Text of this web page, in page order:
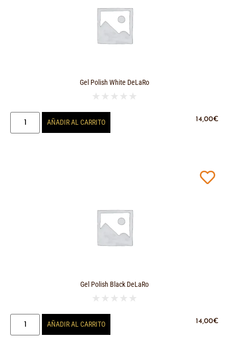
Gel Polish White DeLaRo
★ ★ ★ ★ ★
14,00€
AÑADIR AL CARRITO
Gel Polish Black DeLaRo
★ ★ ★ ★ ★
14,00€
AÑADIR AL CARRITO